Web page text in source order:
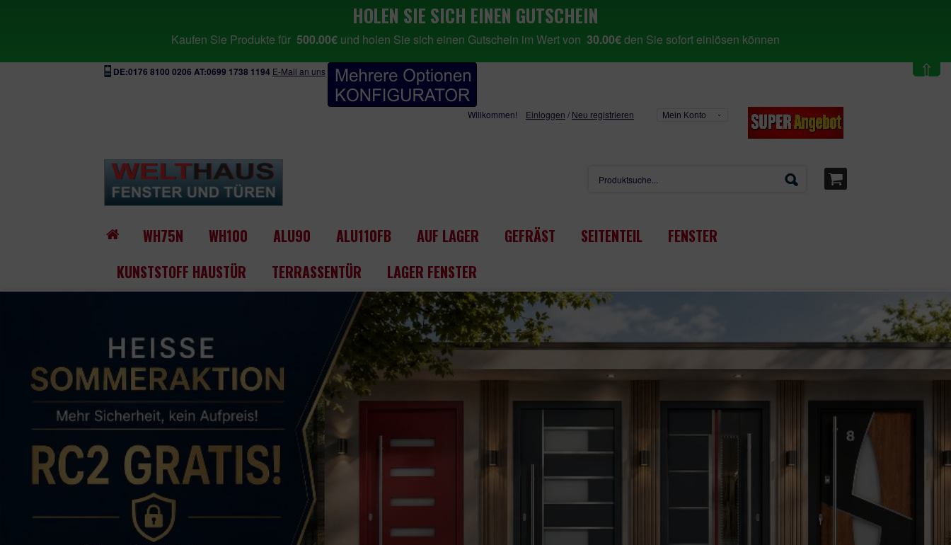
HOLEN SIE SICH EINEN GUTSCHEIN
Kaufen Sie Produkte für 500.00€ und holen Sie sich einen Gutschein im Wert von 30.00€den Sie sofort einlösen können
⇧
DE:0176 8100 0206 AT:0699 1738 1194 E-Mail an uns
Willkommen! Einloggen / Neu registrieren Mein Konto
WH75N WH100 ALU90 ALU110FB AUF LAGER GEFRÄST SEITENTEIL
FENSTER
KUNSTSTOFF HAUSTÜR
TERRASSENTÜR LAGER FENSTER